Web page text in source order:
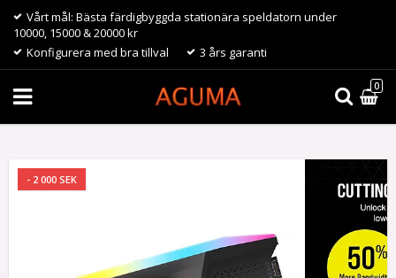
Vårt mål: Bästa färdigbyggda stationära speldatorn under
10000, 15000 & 20000 kr
Konfigurera med bra tillval
3 års garanti
0
- 2 000 SEK